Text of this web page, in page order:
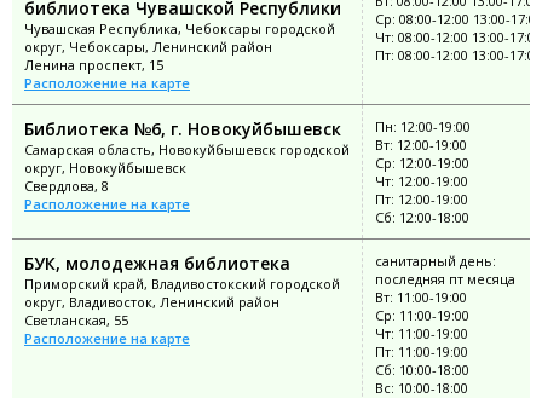
библиотека Чувашской Республики
Чувашская Республика, Чебоксары городской
округ, Чебоксары, Ленинский район
Ленина проспект, 15
Расположение на карте
Ср: 08:00-12:00 13:00-17:00
Чт: 08:00-12:00 13:00-17:00
Пт: 08:00-12:00 13:00-17:00
Библиотека №6, г. Новокуйбышевск
Самарская область, Новокуйбышевск городской
округ, Новокуйбышевск
Свердлова, 8
Расположение на карте
Пн: 12:00-19:00
Вт: 12:00-19:00
Ср: 12:00-19:00
Чт: 12:00-19:00
Пт: 12:00-19:00
Сб: 12:00-18:00
БУК, молодежная библиотека
Приморский край, Владивостокский городской
округ, Владивосток, Ленинский район
Светланская, 55
Расположение на карте
санитарный день:
последняя пт месяца
Вт: 11:00-19:00
Ср: 11:00-19:00
Чт: 11:00-19:00
Пт: 11:00-19:00
Сб: 10:00-18:00
Вс: 10:00-18:00